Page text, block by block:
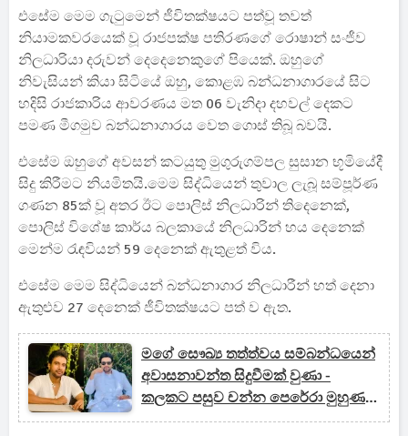
එසේම මෙම ගැටුමෙන් ජීවිතක්ෂයට පත්වූ තවත්
නියාමකවරයෙක් වූ රාජපක්ෂ පතිරණගේ රොෂාන් සංජීව
නිලධාරියා දරුවන් දෙදෙනෙකුගේ පියෙක්. ඔහුගේ
නිවැසියන් කියා සිටියේ ඔහු, කොළඹ බන්ධනාගාරයේ සිට
හදිසි රාජකාරිය ආවරණය මත 06 වැනිදා දහවල් දෙකට
පමණ මීගමුව බන්ධනාගාරය වෙත ගොස් තිබූ බවයි.
එසේම ඔහුගේ අවසන් කටයුතු මුගුරුගම්පල සුසාන භූමියේදී
සිදු කිරීමට නියමිතයි.මෙම සිද්ධියෙන් තුවාල ලැබූ සම්පූර්ණ
ගණන 85ක් වූ අතර ඊට පොලිස් නිලධාරින් තිදෙනෙක්,
පොලිස් විශේෂ කාර්ය බලකායේ නිලධාරින් හය දෙනෙක්
මෙන්ම රැඳවියන් 59 දෙනෙක් ඇතුළත් විය.
එසේම මෙම සිද්ධියෙන් බන්ධනාගාර නිලධාරීන් හත් දෙනා
ඇතුළුව 27 දෙනෙක් ජීවිතක්ෂයට පත් ව ඇත.
මගේ සෞඛ්‍ය තත්ත්වය සම්බන්ධයෙන්
අවාසනාවන්ත සිදුවීමක් වුණා -
කලකට පසුව චන්න පෙරේරා මුහුණ
දුන් අවාසනාවන්ත ඉරණම